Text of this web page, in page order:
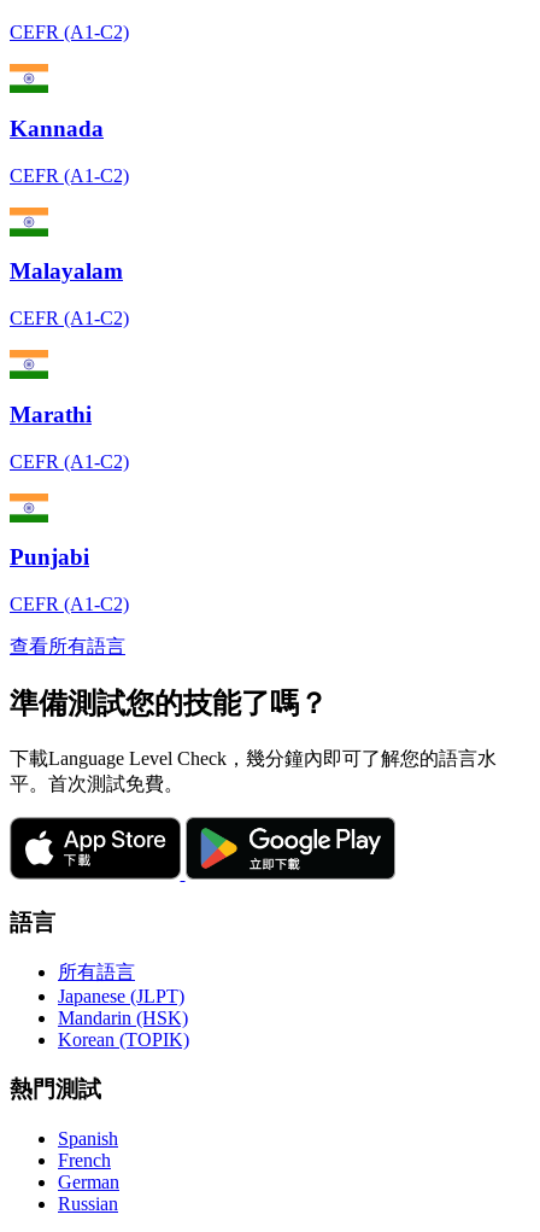
CEFR (A1-C2)
Kannada
CEFR (A1-C2)
Malayalam
CEFR (A1-C2)
Marathi
CEFR (A1-C2)
Punjabi
CEFR (A1-C2)
查看所有語言
準備測試您的技能了嗎？
下載Language Level Check，幾分鐘內即可了解您的語言水
平。首次測試免費。
語言
所有語言
Japanese (JLPT)
Mandarin (HSK)
Korean (TOPIK)
熱門測試
Spanish
French
German
Russian